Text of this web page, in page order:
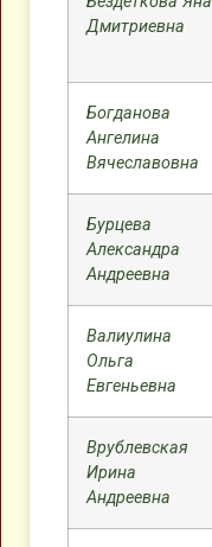
Дмитриевна
Богданова
Ангелина
Вячеславовна
Бурцева
Александра
Андреевна
Валиулина
Ольга
Евгеньевна
Врублевская
Ирина
Андреевна